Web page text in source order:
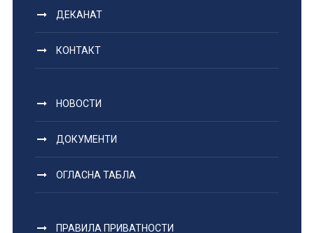
ДЕКАНАТ
КОНТАКТ
НОВОСТИ
ДОКУМЕНТИ
ОГЛАСНА ТАБЛА
ПРАВИЛА ПРИВАТНОСТИ